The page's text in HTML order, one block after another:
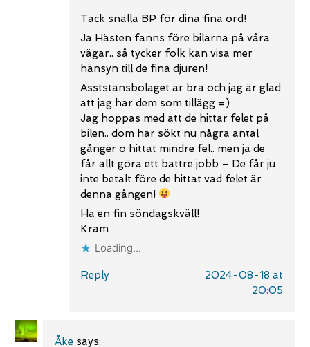
Tack snälla BP för dina fina ord!
Ja Hästen fanns före bilarna på våra
vägar.. så tycker folk kan visa mer
hänsyn till de fina djuren!
Asststansbolaget är bra och jag är glad
att jag har dem som tillägg =)
Jag hoppas med att de hittar felet på
bilen.. dom har sökt nu några antal
gånger o hittat mindre fel.. men ja de
får allt göra ett bättre jobb – De får ju
inte betalt före de hittat vad felet är
denna gången!
Ha en fin söndagskväll!
Kram
Loading...
Reply
2024-08-18 at
20:05
Åke says: